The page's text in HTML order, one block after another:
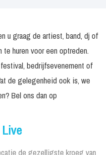
u graag de artiest, band, dj of
huren voor een optreden.
bedrijfsevenement of
de gelegenheid ook is, we
Bel ons dan op
de gezelligste kroeg van